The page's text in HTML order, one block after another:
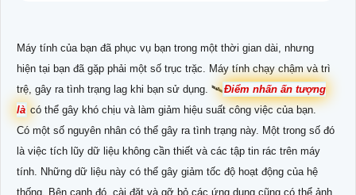
Máy tính của bạn đã phục vụ bạn trong một thời gian dài, nhưng
hiện tại bạn đã gặp phải một số trục trặc. Máy tính chạy chậm và trì
trệ, gây ra tình trạng lag khi bạn sử dụng. 🛰Điểm nhấn ấn tượng
là có thể gây khó chịu và làm giảm hiệu suất công việc của bạn.
Có một số nguyên nhân có thể gây ra tình trạng này. Một trong số đó
là việc tích lũy dữ liệu không cần thiết và các tập tin rác trên máy
tính. Những dữ liệu này có thể gây giảm tốc độ hoạt động của hệ
thống. Bên cạnh đó, cài đặt và gỡ bỏ các ứng dụng cũng có thể ảnh